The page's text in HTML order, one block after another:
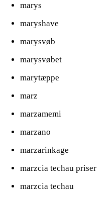
marys
maryshave
marysvøb
marysvøbet
marytæppe
marz
marzamemi
marzano
marzarinkage
marzcia techau priser
marzcia techau